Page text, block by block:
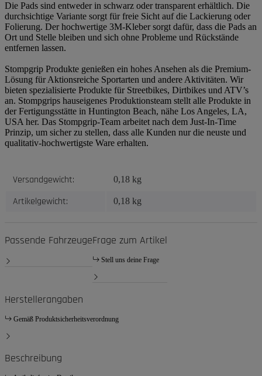
Die Pads sind entweder in schwarz oder transparent erhältlich. Die
durchsichtige Variante sorgt für freie Sicht auf die Lackierung oder
Folierung. Der hochwertige 3M-Kleber sorgt dafür, dass die Pads an
Ort und Stelle bleiben und sich ohne Probleme und Rückstände
entfernen lassen.
Stompgrip Produkte genießen ein hohes Ansehen als die Premium-
Lösung für Aktionsreiche Sportarten und andere Aktivitäten. Wir
bieten spezialisierte Produkte für Streetbikes, Dirtbikes und ATV’s
an. Stompgrips hauseigenes Produktionsteam stellt alle Produkte in
der Fertigungsstätte in Huntington Beach, nähe Los Angeles, LA,
USA her. Das Stompgrip-Team arbeitet nach dem Just-In-Time
Prinzip, um sicher zu stellen, dass alle Kunden nur die neuste und
qualitativ-hochwertigste Ware erhalten.
Produkteigenschaft
Wert
Versandgewicht: 0,18 kg
Artikelgewicht: 0,18 kg
Passende FahrzeugeFrage zum Artikel
Stell uns deine Frage
Herstellerangaben
Gemäß Produktsicherheitsverordnung
Beschreibung